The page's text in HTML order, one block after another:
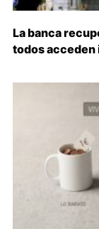
La banca
todos acceden